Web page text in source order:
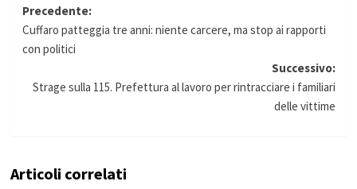
Navigazione
articolo
Precedente:
Cuffaro patteggia tre anni: niente carcere, ma stop ai rapporti
con politici
Successivo:
Strage sulla 115. Prefettura al lavoro per rintracciare i familiari
delle vittime
Articoli correlati